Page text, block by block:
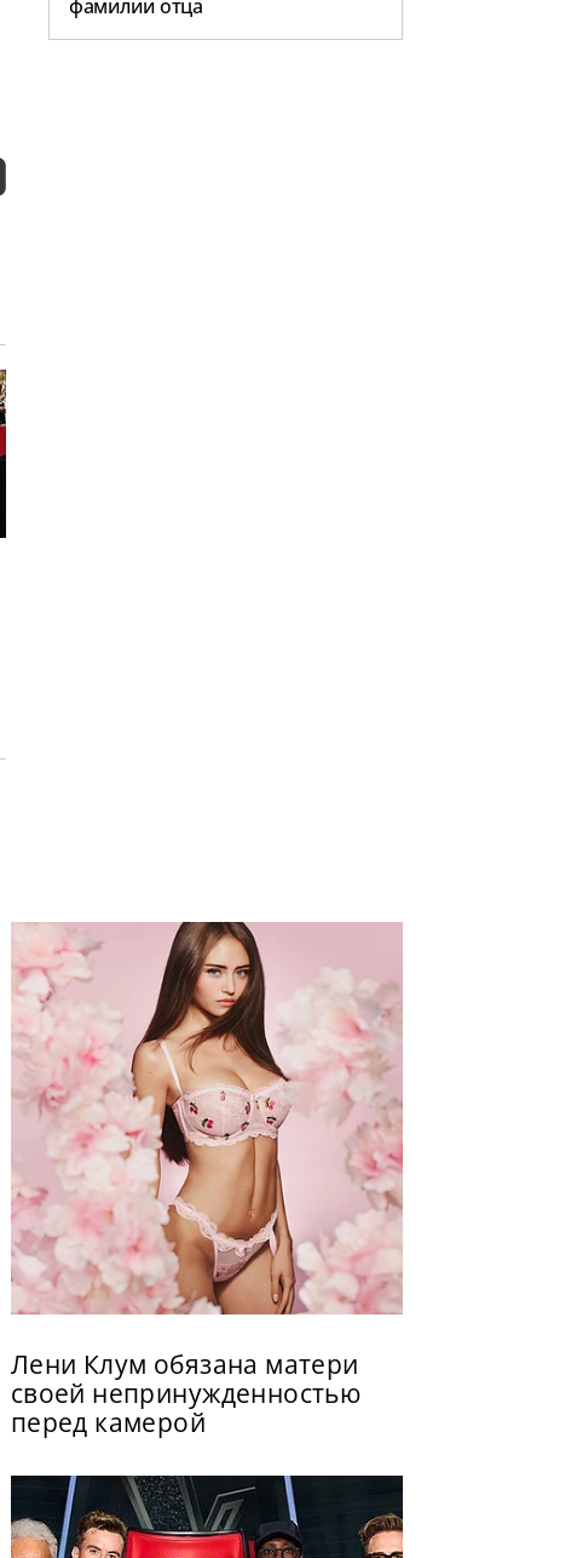
фамилии отца
Лени Клум обязана матери
своей непринужденностью
перед камерой